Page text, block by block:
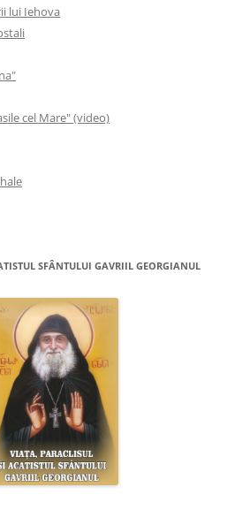
lui Iehova
cel Mare" (video)
SFÂNTULUI GAVRIIL GEORGIANUL